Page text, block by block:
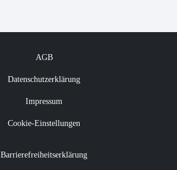
AGB
Datenschutzerklärung
Impressum
Cookie-Einstellungen
Barrierefreiheitserklärung